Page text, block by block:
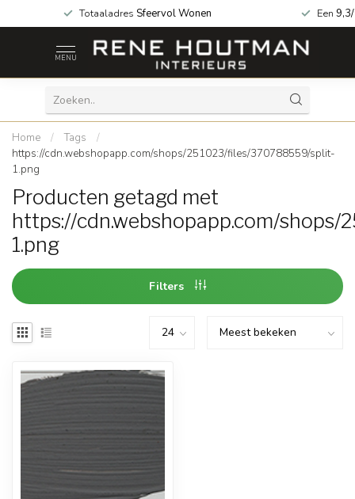
Totaaladres Sfeervol Wonen Een
MENU
Home / Tags
/
https://cdn.webshopapp.com/shops/251023/files/370788559/split-
1.png
Producten getagd met
https://cdn.webshopapp.com/
1.png
Filters